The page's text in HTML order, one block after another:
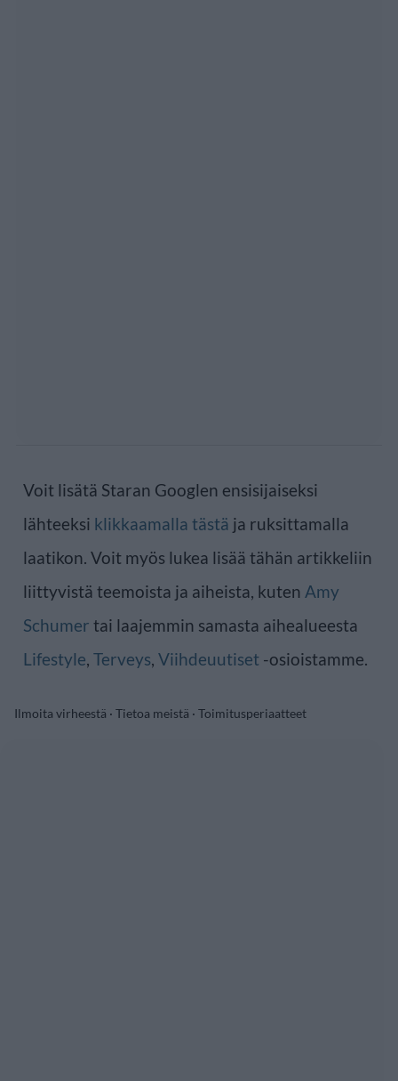
Voit lisätä Staran Googlen ensisijaiseksi
lähteeksi klikkaamalla tästä ja ruksittamalla
laatikon. Voit myös lukea lisää tähän artikkeliin
liittyvistä teemoista ja aiheista, kuten Amy
Schumer tai laajemmin samasta aihealueesta
Lifestyle, Terveys, Viihdeuutiset -osioistamme.
Ilmoita virheestä · Tietoa meistä · Toimitusperiaatteet